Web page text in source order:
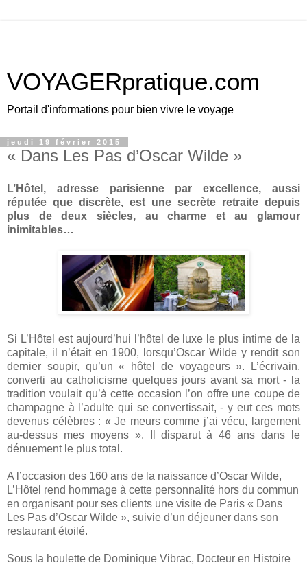
VOYAGERpratique.com
Portail d'informations pour bien vivre le voyage
jeudi 19 février 2015
« Dans Les Pas d’Oscar Wilde »
L’Hôtel, adresse parisienne par excellence, aussi
réputée que discrète, est une secrète retraite depuis
plus de deux siècles, au charme et au glamour
inimitables…
Si L’Hôtel est aujourd’hui l’hôtel de luxe le plus intime de la
capitale, il n’était en 1900, lorsqu’Oscar Wilde y rendit son
dernier soupir, qu’un « hôtel de voyageurs ». L’écrivain,
converti au catholicisme quelques jours avant sa mort - la
tradition voulait qu’à cette occasion l’on offre une coupe de
champagne à l’adulte qui se convertissait, - y eut ces mots
devenus célèbres : « Je meurs comme j’ai vécu, largement
au-dessus mes moyens ». Il disparut à 46 ans dans le
dénuement le plus total.
A l’occasion des 160 ans de la naissance d’Oscar Wilde,
L’Hôtel rend hommage à cette personnalité hors du commun
en organisant pour ses clients une visite de Paris « Dans
Les Pas d’Oscar Wilde », suivie d’un déjeuner dans son
restaurant étoilé.
Sous la houlette de Dominique Vibrac, Docteur en Histoire